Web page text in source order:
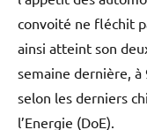
convoité ne fléchit
ainsi atteint son
semaine dernière, à
selon les derniers
l’Energie (DoE).